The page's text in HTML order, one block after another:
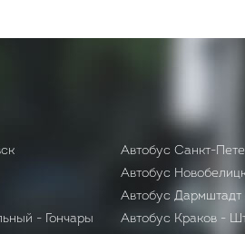
- Гончары
Автобус Санкт-
Автобус
Автобус
Автобус Краков -